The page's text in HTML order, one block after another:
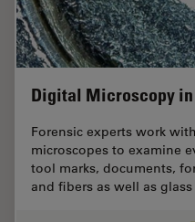
Digital Microscopy
Forensic experts work
microscopes to examine
tool marks, documents,
and fibers as well as